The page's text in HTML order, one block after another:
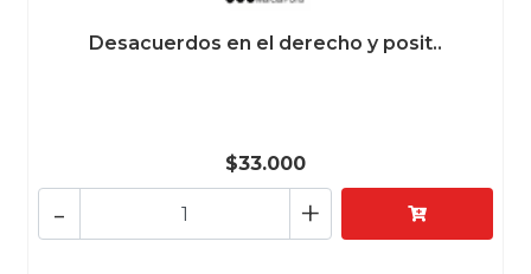
Desacuerdos en el derecho y posit..
$33.000
+
-